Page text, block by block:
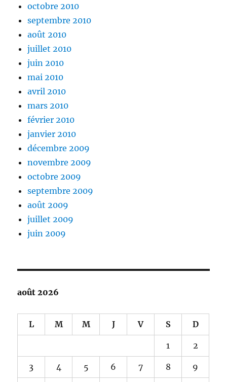
octobre 2010
septembre 2010
août 2010
juillet 2010
juin 2010
mai 2010
avril 2010
mars 2010
février 2010
janvier 2010
décembre 2009
novembre 2009
octobre 2009
septembre 2009
août 2009
juillet 2009
juin 2009
août 2026
L M M J V S D
1 2
3 4 5 6 7 8 9